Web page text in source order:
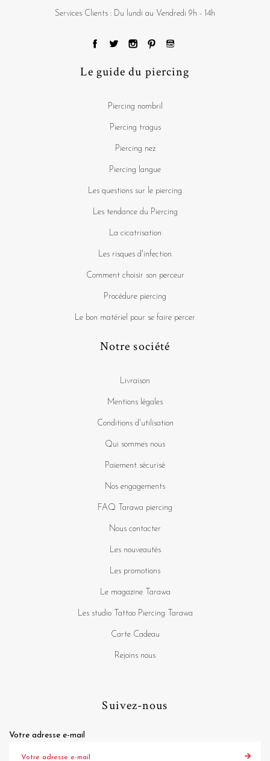
Services Clients : Du lundi au Vendredi 9h - 14h
Le guide du piercing
Piercing nombril
Piercing tragus
Piercing nez
Piercing langue
Les questions sur le piercing
Les tendance du Piercing
La cicatrisation
Les risques d'infection
Comment choisir son perceur
Procédure piercing
Le bon matériel pour se faire percer
Notre société
Livraison
Mentions légales
Conditions d'utilisation
Qui sommes nous
Paiement sécurisé
Nos engagements
FAQ Tarawa piercing
Nous contacter
Les nouveautés
Les promotions
Le magazine Tarawa
Les studio Tattoo Piercing Tarawa
Carte Cadeau
Rejoins nous
Suivez-nous
Votre adresse e-mail